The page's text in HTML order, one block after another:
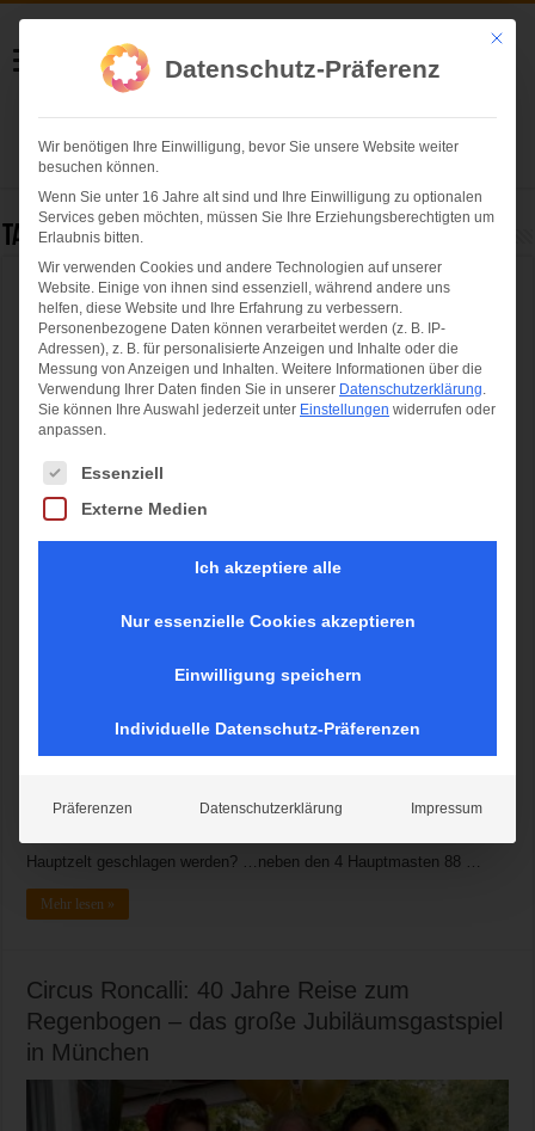
Helmut Swoboda
Fotografie
Herzlich willkommen
Tag Archives:
Circus Roncalli: Der Aufbau für Storyteller in
München hat begonnen
Wussten Sie, dass… … der Aufbau des Zelts nur zwei Tage dauert
Kubikmeter Sägespänen besteht? … über 10.000 LED-Glühbirnen
ungefähr so groß sein muss wie ein Fußballfeld, damit das Roncalli-
Zell überhaupt in deiner Stadt aufgebaut werden kann? … 1.499
Roncalli-Zelt 36 Meter und 80 Zentimeter Durchmesser hat und an
Hauptzelt geschlagen werden? …neben den 4 Hauptmasten 88 …
Mehr lesen »
Circus Roncalli: 40 Jahre Reise zum
Regenbogen – das große Jubiläumsgastspiel
in München
Mit
Datenschutz-Präferenz
Wir benötigen Ihre Einwilligung, bevor Sie unsere Website weiter
besuchen können.
Wenn Sie unter 16 Jahre alt sind und Ihre Einwilligung zu optionalen
Services geben möchten, müssen Sie Ihre Erziehungsberechtigten um
Erlaubnis bitten.
Wir verwenden Cookies und andere Technologien auf unserer
Website. Einige von ihnen sind essenziell, während andere uns
helfen, diese Website und Ihre Erfahrung zu verbessern.
Personenbezogene Daten können verarbeitet werden (z. B. IP-
Adressen), z. B. für personalisierte Anzeigen und Inhalte oder die
Messung von Anzeigen und Inhalten. Weitere Informationen über die
Verwendung Ihrer Daten finden Sie in unserer Datenschutzerklärung.
Sie können Ihre Auswahl jederzeit unter Einstellungen widerrufen oder
anpassen.
Es folgt eine Liste der Service-Gruppen, für die eine Einwilligung
Essenziell
Externe Medien
Ich akzeptiere alle
Nur essenzielle Cookies akzeptieren
Einwilligung speichern
Individuelle Datenschutz-Präferenzen
Präferenzen Datenschutzerklärung Impressum